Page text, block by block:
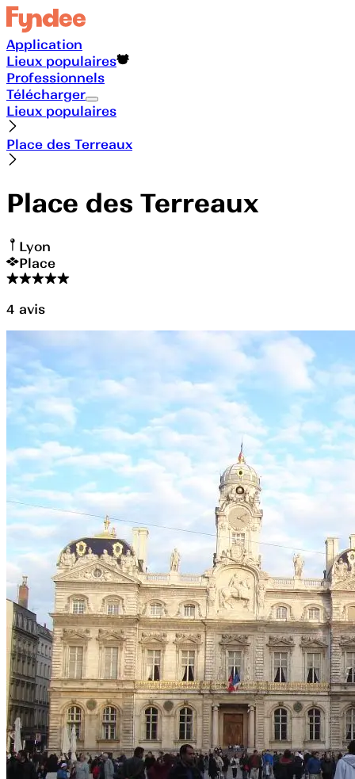
Application
Lieux populaires
Professionnels
Télécharger
Lieux populaires
Place des Terreaux
Place des Terreaux
Lyon
Place
4 avis